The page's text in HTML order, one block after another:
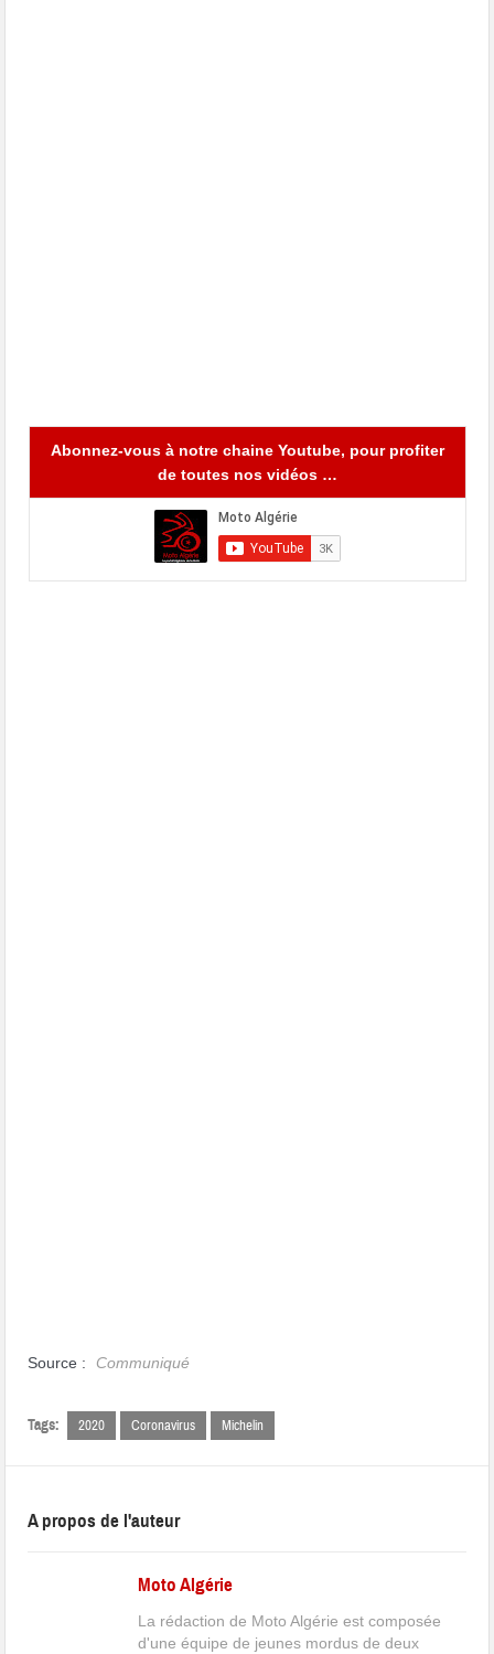
Abonnez-vous à notre chaine Youtube, pour profiter
de toutes nos vidéos …
Source : Communiqué
Tags: 2020 Coronavirus Michelin
A propos de l'auteur
Moto Algérie
La rédaction de Moto Algérie est composée
d'une équipe de jeunes mordus de deux